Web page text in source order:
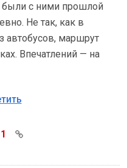
были с ними прошлой
Не так, как в
автобусов, маршрут
Впечатлений — на
1